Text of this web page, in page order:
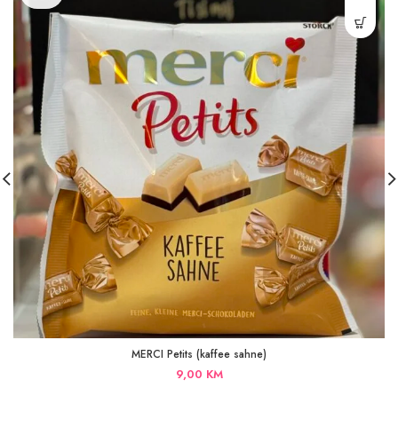
MERCI Petits (kaffee sahne)
9,00 KM